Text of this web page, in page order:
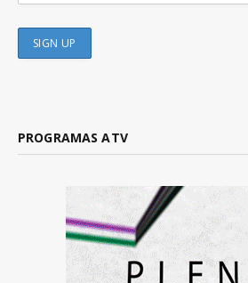
PROGRAMAS ATV